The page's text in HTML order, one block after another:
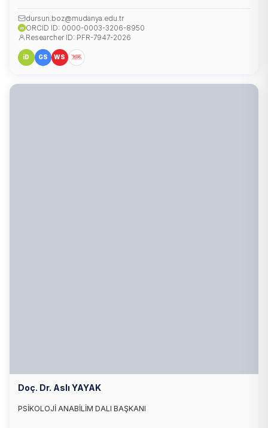
dursun.boz@mudanya.edu.tr
iD ORCID ID: 0000-0003-3206-8950
Researcher ID: PFR-7947-2026
iD GS WS
Doç. Dr. Aslı YAYAK
PSİKOLOJİ ANABİLİM DALI BAŞKANI